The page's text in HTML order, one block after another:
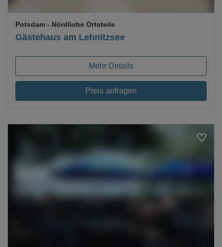
Gästehaus am Lehnitzsee
Potsdam - Nördliche Ortsteile
Mehr Details
Preis anfragen